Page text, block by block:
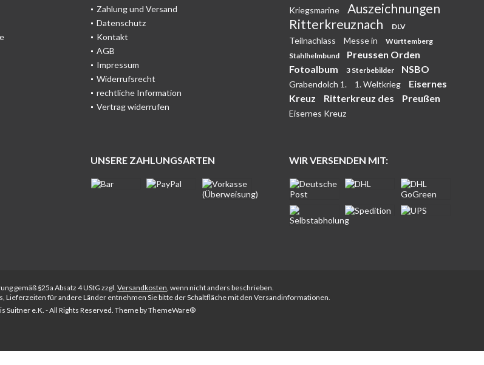
Zahlung und Versand
Datenschutz
Kontakt
AGB
Impressum
Widerrufsrecht
rechtliche Information
Vertrag widerrufen
Kriegsmarine
Auszeichnungen
Ritterkreuznach
DLV
Teilnachlass Messe in
Württemberg
Stahlhelmbund
Preussen Orden
Fotoalbum
3 Sterbebilder NSBO
Grabendolch 1. 1. Weltkrieg
Eisernes
Kreuz
Ritterkreuz des Preußen
Eisernes Kreuz
UNSERE ZAHLUNGSARTEN WIR VERSENDEN MIT:
gemäß §25a Absatz 4 UStG zzgl. Versandkosten, wenn nicht anders beschrieben.
Lieferzeiten für andere Länder entnehmen Sie bitte der Schaltfläche mit den Versandinformationen.
Suitner e.K. - All Rights Reserved. Theme byThemeWare®